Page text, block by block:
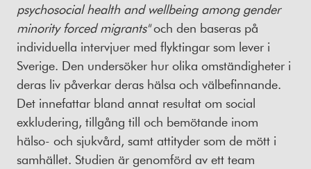
psychosocial health and wellbeing among gender
minority forced migrants"och den baseras på
individuella intervjuer med flyktingar som lever i
Sverige. Den undersöker hur olika omständigheter i
deras liv påverkar deras hälsa och välbefinnande.
Det innefattar bland annat resultat om social
exkludering, tillgång till och bemötande inom
hälso- och sjukvård, samt attityder som de mött i
samhället. Studien är genomförd av ett team